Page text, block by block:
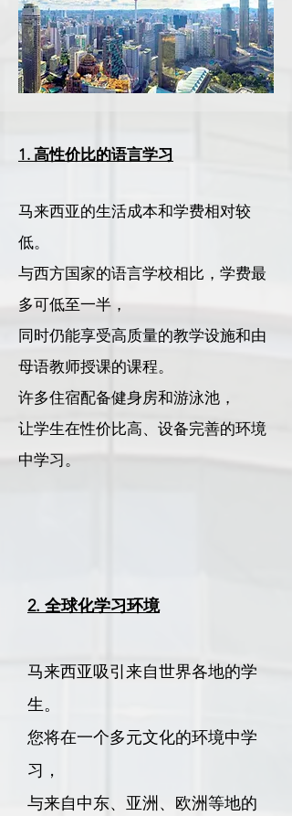
1. 高性价比的语言学习
马来西亚的生活成本和学费相对较
低。
与西方国家的语言学校相比，学费最
多可低至一半，
同时仍能享受高质量的教学设施和由
母语教师授课的课程。
许多住宿配备健身房和游泳池，
让学生在性价比高、设备完善的环境
中学习。
2. 全球化学习环境
马来西亚吸引来自世界各地的学
生。
您将在一个多元文化的环境中学
习，
与来自中东、亚洲、欧洲等地的